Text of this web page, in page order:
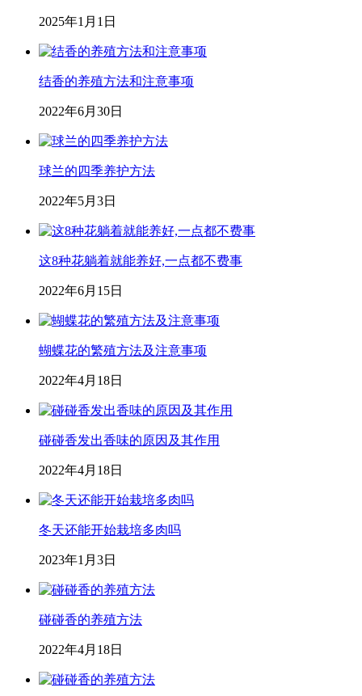
2025年1月1日
结香的养殖方法和注意事项
2022年6月30日
球兰的四季养护方法
2022年5月3日
这8种花躺着就能养好,一点都不费事
2022年6月15日
蝴蝶花的繁殖方法及注意事项
2022年4月18日
碰碰香发出香味的原因及其作用
2022年4月18日
冬天还能开始栽培多肉吗
2023年1月3日
碰碰香的养殖方法
2022年4月18日